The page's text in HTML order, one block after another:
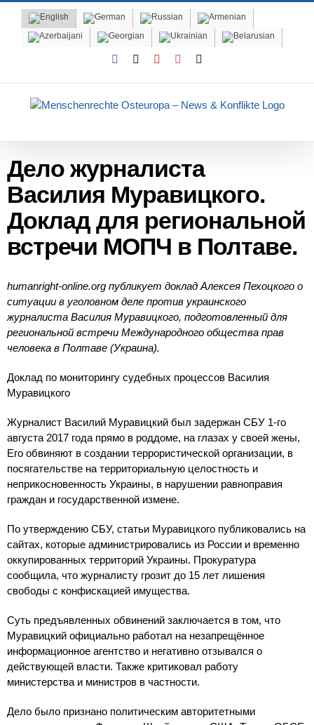
content
Facebook YouTubeInstagram
Дело журналиста
Василия Муравицкого.
Доклад для региональной
встречи МОПЧ в Полтаве.
humanright-online.org публикует доклад Алексея Пехоцкого о
ситуации в уголовном деле против украинского
журналиста Василия Муравицкого, подготовленный для
региональной встречи Международного общества прав
человека в Полтаве (Украина).
Доклад по мониторингу судебных процессов Василия
Муравицкого
Журналист Василий Муравицкий был задержан СБУ 1-го
августа 2017 года прямо в роддоме, на глазах у своей жены,
Его обвиняют в создании террористической организации, в
посягательстве на территориальную целостность и
неприкосновенность Украины, в нарушении равноправия
граждан и государственной измене.
По утверждению СБУ, статьи Муравицкого публиковались на
сайтах, которые администрировались из России и временно
оккупированных территорий Украины. Прокуратура
сообщила, что журналисту грозит до 15 лет лишения
свободы с конфискацией имущества.
Суть предъявленных обвинений заключается в том, что
Муравицкий официально работал на незапрещённое
информационное агентство и негативно отзывался о
действующей власти. Также критиковал работу
министерства и министров в частности.
Дело было признано политическим авторитетными